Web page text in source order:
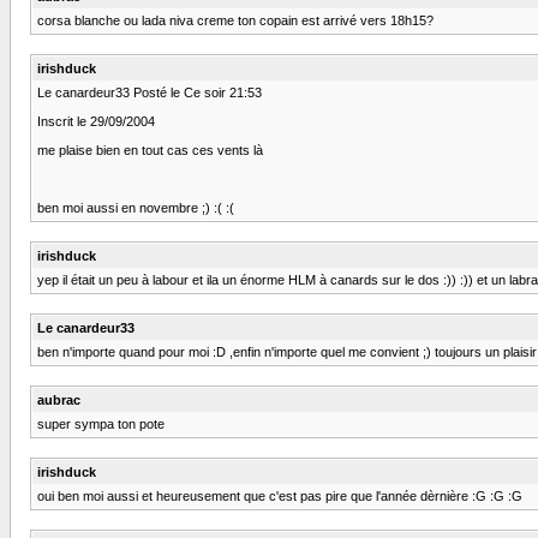
corsa blanche ou lada niva creme ton copain est arrivé vers 18h15?
irishduck
Le canardeur33 Posté le Ce soir 21:53
Inscrit le 29/09/2004
me plaise bien en tout cas ces vents là
ben moi aussi en novembre ;) :( :(
irishduck
yep il était un peu à labour et ila un énorme HLM à canards sur le dos :)) :)) et un
Le canardeur33
ben n'importe quand pour moi :D ,enfin n'importe quel me convient ;) toujours un
aubrac
super sympa ton pote
irishduck
oui ben moi aussi et heureusement que c'est pas pire que l'année dèrnière :G :G :G